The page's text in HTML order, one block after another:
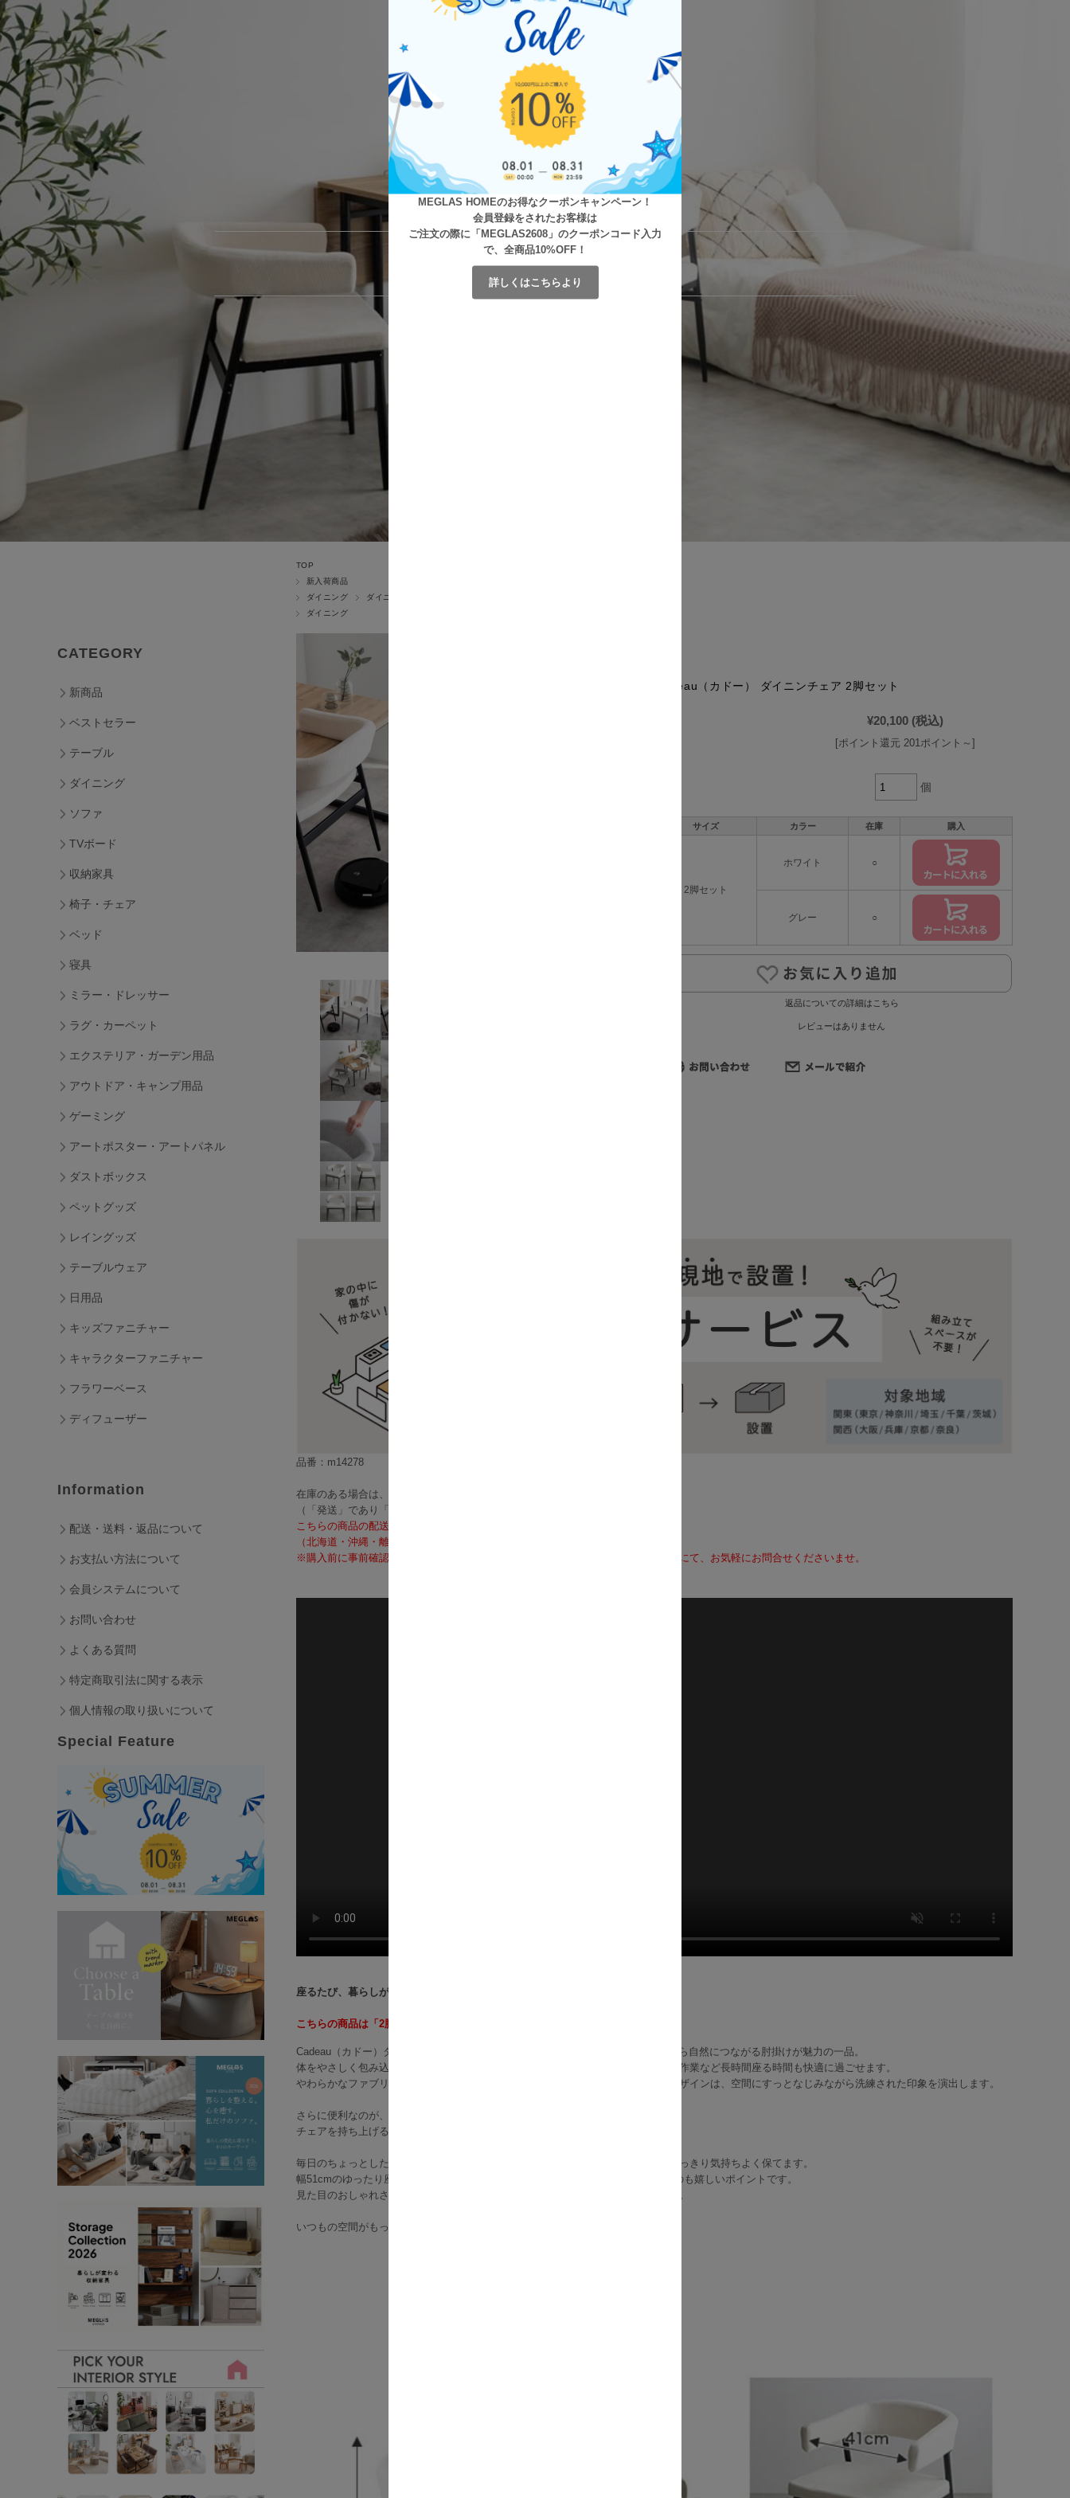
MEGLAS HOMEのお得なクーポンキャンペーン！
会員登録をされたお客様は
ご注文の際に「MEGLAS2608」のクーポンコード入力
で、全商品10%OFF！
詳しくはこちらより
TOP
新入荷商品
ダイニング
ダイニングチェア
ダイニング
Cadeau（カドー） ダイニンチェア 2脚セット
¥20,100 (税込)
[ポイント還元 201ポイント～]
個
サイズ カラー 在庫 購入
2脚セット
ホワイト ○
グレー ○
返品についての詳細はこちら
レビューはありません
品番：m14278
在庫のある場合は、3～5営業日で発送いたします。
（「発送」であり「お届け」ではございませんのでご注意ください）
こちらの商品の配送料は無料となります。
（北海道・沖縄・離島への配送は、送料別途お見積りとなります）
※購入前に事前確認も可能となりますので、お電話（0120-155-339）またはメールにて、お気軽にお問合せくださいませ。
座るたび、暮らしがちょっと好きになる。掃除までスマートなダイニングチェア。
こちらの商品は「2脚セット」となります。
Cadeau（カドー）ダイニングチェア2脚セットは、広々とした座面と、背もたれから自然につながる肘掛けが魅力の一品。
体をやさしく包み込むように支えてくれるので、食事はもちろん、読書やパソコン作業など長時間座る時間も快適に過ごせます。
やわらかなファブリックの風合いに、シャープなブラックスチール脚を合わせたデザインは、空間にすっとなじみながら洗練された印象を演出します。
さらに便利なのが、肘掛けをテーブルに掛けられるハンギング機能。
チェアを持ち上げる手間なく床掃除がしやすく、ロボット掃除機もスムーズ。
毎日のちょっとした家事負担を減らし、ダイニングやワークスペースをいつでもすっきり気持ちよく保てます。
幅51cmのゆったり座面で、くつろぎやすさと使いやすさをしっかり両立しているのも嬉しいポイントです。
見た目のおしゃれさだけでなく、座り心地も、暮らしやすさも妥協したくない方へ。
いつもの空間がもっと心地よく、もっと上質に変わります。
CATEGORY
新商品
ベストセラー
テーブル
ダイニング
ソファ
TVボード
収納家具
椅子・チェア
ベッド
寝具
ミラー・ドレッサー
ラグ・カーペット
エクステリア・ガーデン用品
アウトドア・キャンプ用品
ゲーミング
アートポスター・アートパネル
ダストボックス
ペットグッズ
レイングッズ
テーブルウェア
日用品
キッズファニチャー
キャラクターファニチャー
フラワーベース
ディフューザー
Information
配送・送料・返品について
お支払い方法について
会員システムについて
お問い合わせ
よくある質問
特定商取引法に関する表示
個人情報の取り扱いについて
Special Feature